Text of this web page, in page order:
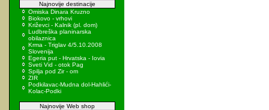
Najnovije destinacije
Omiska Dinara Kruzno
Biokovo - vrhovi
Križevci - Kalnik (pl. dom)
Ludbreška planinarska
obilaznica
Krma - Triglav 4/5.10.2008
Slovenija
Egeria put - Hrvatska - Iovia
Sveti Vid - otok Pag
Spilja pod Zir - om
ZIR
Podkilavac-Mudna dol-Hahlići-
Kolac-Podki
Najnovije Web shop